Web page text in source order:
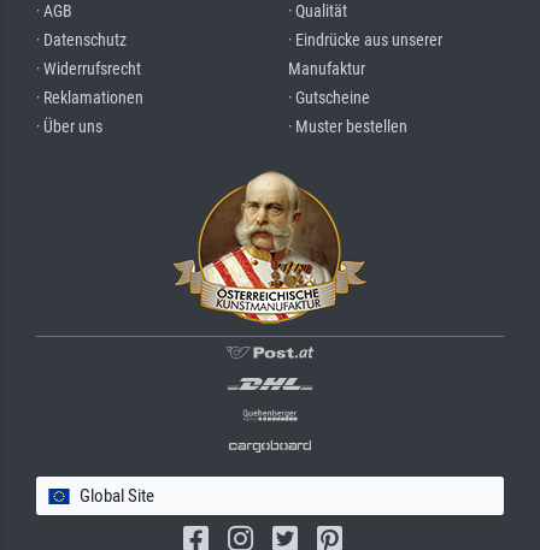
· AGB
· Datenschutz
· Widerrufsrecht
· Reklamationen
· Über uns
· Qualität
· Eindrücke aus unserer
Manufaktur
· Gutscheine
· Muster bestellen
Global Site